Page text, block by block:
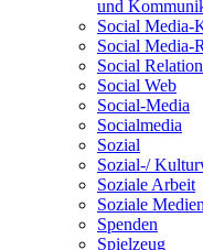
und
Social Media-
Social Media-
Social
Social Web
Social-Media
Socialmedia
Sozial
Sozial-/
Soziale Arbeit
Soziale Medien
Spenden
Spielzeug